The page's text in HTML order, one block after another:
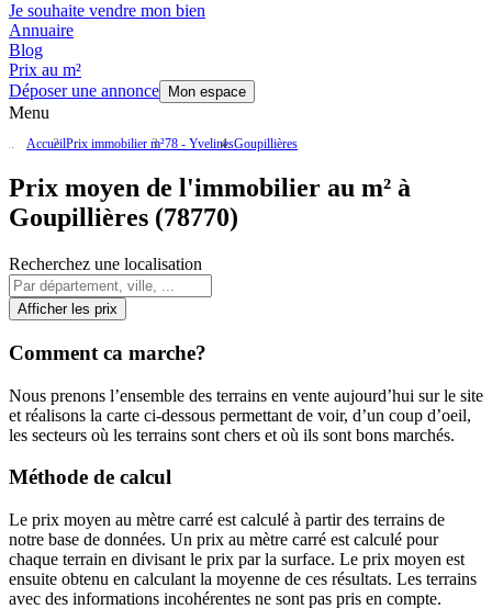
Je souhaite vendre mon bien
Annuaire
Blog
Prix au m²
Déposer une annonce
Mon espace
Menu
AccueilPrix immobilier m²78 - YvelinesGoupillières
Prix moyen de l'immobilier au m² à
Goupillières (78770)
Recherchez une localisation
Afficher les prix
Comment ca marche?
Nous prenons l’ensemble des terrains en vente aujourd’hui sur le site
et réalisons la carte ci-dessous permettant de voir, d’un coup d’oeil,
les secteurs où les terrains sont chers et où ils sont bons marchés.
Méthode de calcul
Le prix moyen au mètre carré est calculé à partir des terrains de
notre base de données. Un prix au mètre carré est calculé pour
chaque terrain en divisant le prix par la surface. Le prix moyen est
ensuite obtenu en calculant la moyenne de ces résultats. Les terrains
avec des informations incohérentes ne sont pas pris en compte.